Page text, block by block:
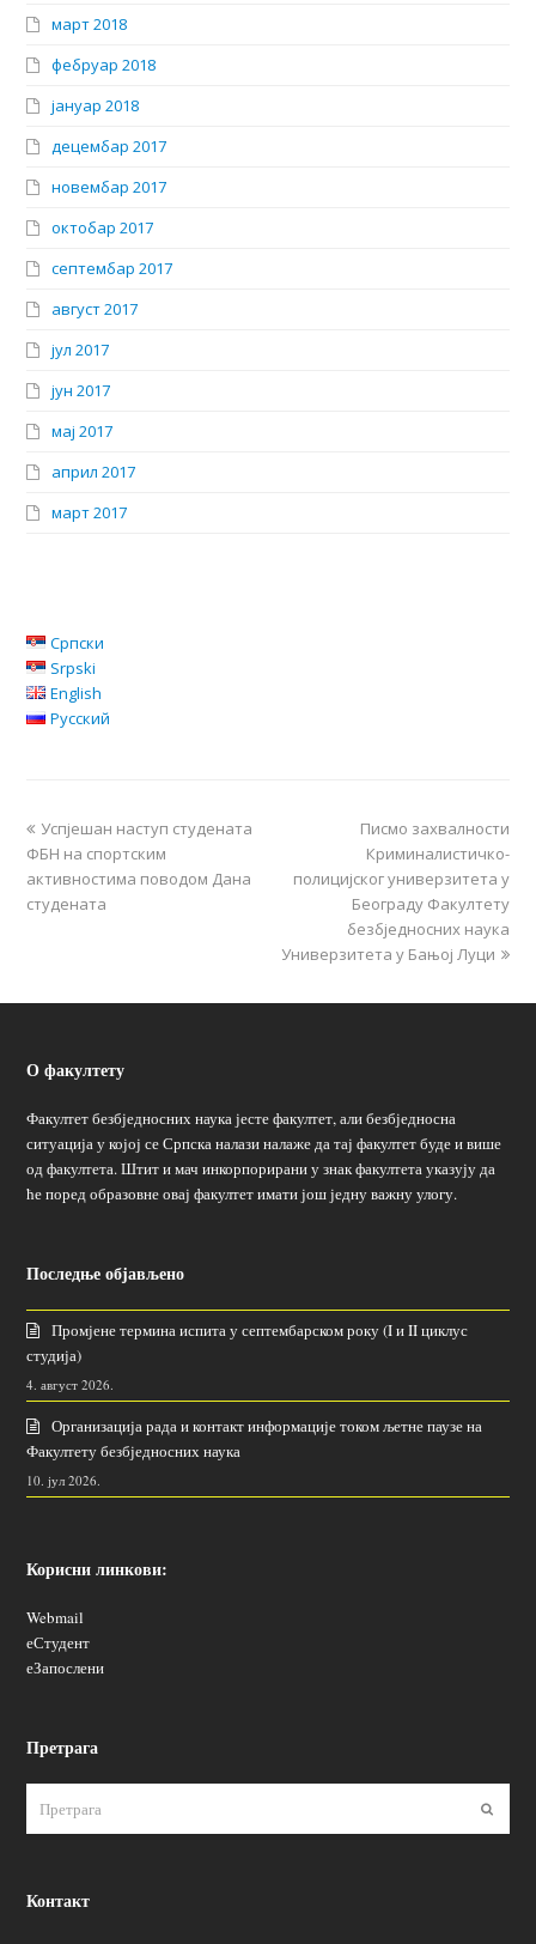
март 2018
фебруар 2018
јануар 2018
децембар 2017
новембар 2017
октобар 2017
септембар 2017
август 2017
јул 2017
јун 2017
мај 2017
април 2017
март 2017
Српски
Srpski
English
Русский
Успјешан наступ студената
ФБН на спортским
активностима поводом Дана
студената
Писмо захвалности
Криминалистичко-
полицијског универзитета у
Београду Факултету
безбједносних наука
Универзитета у Бањој Луци
О факултету
Факултет безбједносних наука јесте факултет, али безбједносна
ситуација у којој се Српска налази налаже да тај факултет буде и више
од факултета. Штит и мач инкорпорирани у знак факултета указују да
ће поред образовне овај факултет имати још једну важну улогу.
Последње објављено
Промјене термина испита у септембарском року (I и II циклус
студија)
4. август 2026.
Организација рада и контакт информације током љетне паузе на
Факултету безбједносних наука
10. јул 2026.
Корисни линкови:
Webmail
еСтудент
еЗапослени
Претрага
Контакт